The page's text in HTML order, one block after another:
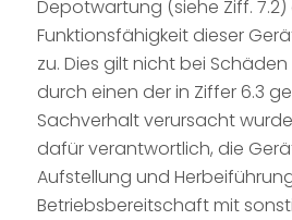
Depotwartung (siehe Ziff. 7.2)
Funktionsfähigkeit dieser
zu. Dies gilt nicht bei
durch einen der in Ziffer 6.3
Sachverhalt verursacht
dafür verantwortlich, die
Aufstellung und
Betriebsbereitschaft mit